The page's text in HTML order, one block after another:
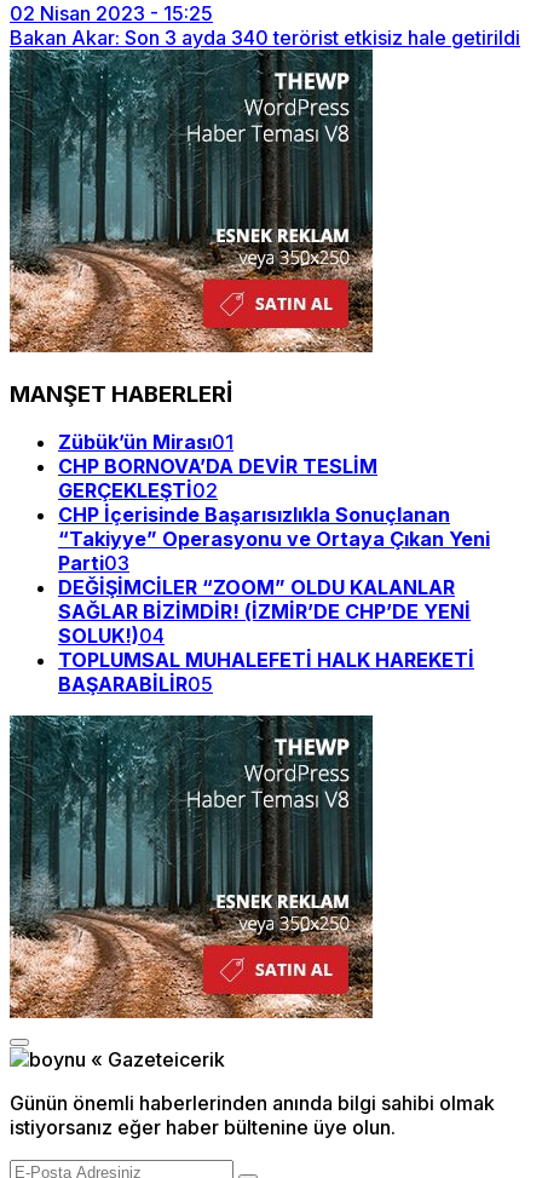
02 Nisan 2023 - 15:25
Bakan Akar: Son 3 ayda 340 terörist etkisiz hale getirildi
MANŞET HABERLERİ
Zübük’ün Mirası01
CHP BORNOVA’DA DEVİR TESLİM
GERÇEKLEŞTİ02
CHP İçerisinde Başarısızlıkla Sonuçlanan
“Takiyye” Operasyonu ve Ortaya Çıkan Yeni
Parti03
DEĞİŞİMCİLER “ZOOM” OLDU KALANLAR
SAĞLAR BİZİMDİR! (İZMİR’DE CHP’DE YENİ
SOLUK!)04
TOPLUMSAL MUHALEFETİ HALK HAREKETİ
BAŞARABİLİR05
Günün önemli haberlerinden anında bilgi sahibi olmak
istiyorsanız eğer haber bültenine üye olun.